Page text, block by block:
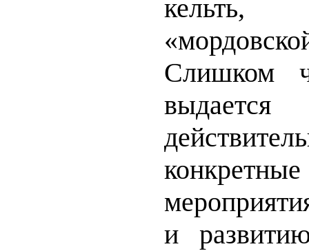
кельть,
Слишком
и